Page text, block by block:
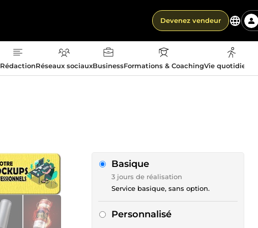
Devenez vendeur
RédactionRéseaux sociauxBusinessFormations & CoachingVie
Basique
3 jours de réalisation
Service basique, sans option.
Personnalisé